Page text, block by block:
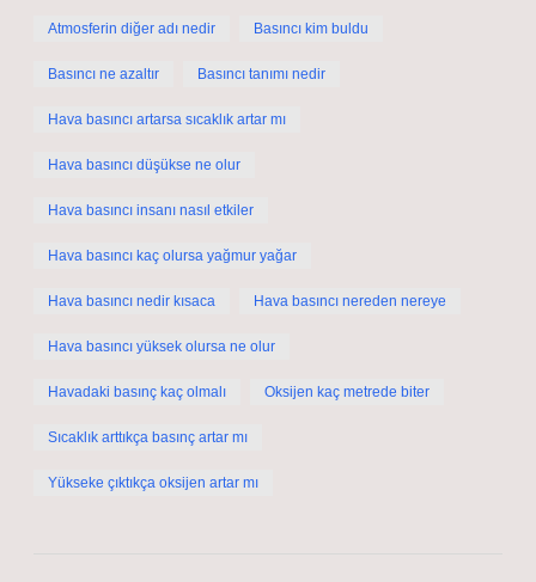
Atmosferin diğer adı nedir Basıncı kim buldu
Basıncı ne azaltır Basıncı tanımı nedir
Hava basıncı artarsa sıcaklık artar mı
Hava basıncı düşükse ne olur
Hava basıncı insanı nasıl etkiler
Hava basıncı kaç olursa yağmur yağar
Hava basıncı nedir kısaca Hava basıncı nereden nereye
Hava basıncı yüksek olursa ne olur
Havadaki basınç kaç olmalı Oksijen kaç metrede biter
Sıcaklık arttıkça basınç artar mı
Yükseke çıktıkça oksijen artar mı